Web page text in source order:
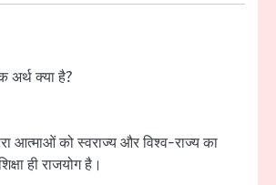
अर्थ क्या है?
आत्माओं को स्वराज्य और विश्व-राज्य का
ही राजयोग है।